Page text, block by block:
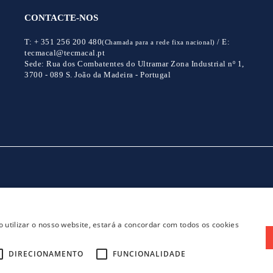
CONTACTE-NOS
T: + 351 256 200 480(Chamada para a rede fixa nacional) /E:
tecmacal@tecmacal.pt
Sede: Rua dos Combatentes do Ultramar Zona Industrial nº 1,
3700 - 089 S. João da Madeira - Portugal
o nosso website, estará a concordar com todos os cookies
DIRECIONAMENTO
FUNCIONALIDADE